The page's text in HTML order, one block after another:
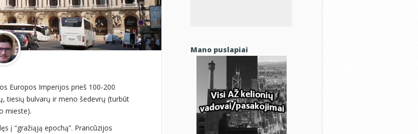
Europos Imperijos prieš 100-200
tiesių bulvarų ir meno šedevrų (turbūt
mieste).
į “gražiąją epochą”. Prancūzijos
Mano puslapiai